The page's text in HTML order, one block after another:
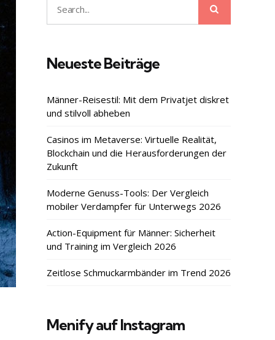
Search
for:
Neueste Beiträge
Männer-Reisestil: Mit dem Privatjet diskret
und stilvoll abheben
Casinos im Metaverse: Virtuelle Realität,
Blockchain und die Herausforderungen der
Zukunft
Moderne Genuss-Tools: Der Vergleich
mobiler Verdampfer für Unterwegs 2026
Action-Equipment für Männer: Sicherheit
und Training im Vergleich 2026
Zeitlose Schmuckarmbänder im Trend 2026
Menify auf Instagram